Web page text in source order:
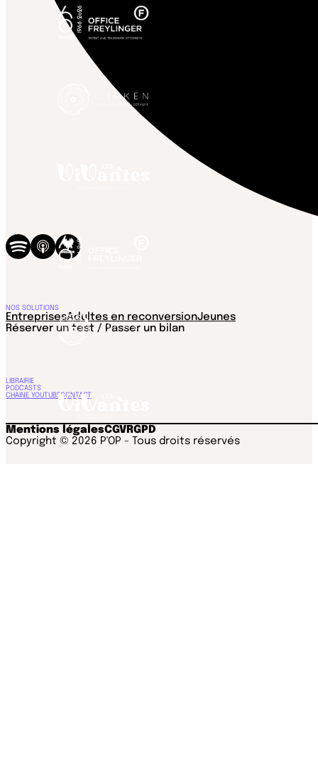
NOS SOLUTIONS
EntreprisesAdultes en reconversionJeunes
Réserver un test / Passer un bilan
LIBRAIRIE
PODCASTS
CHAINE YOUTUBECONTACT
Mentions légalesCGVRGPD
Copyright © 2026 P'OP - Tous droits réservés